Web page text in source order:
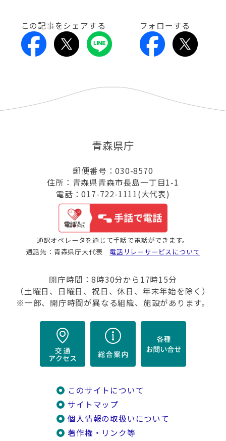
この記事をシェアする フォローする
青森県庁
郵便番号：030-8570
住所：青森県青森市長島一丁目1-1
電話：017-722-1111(大代表)
通訳オペレータを通じて手話で電話ができます。
通話先：青森県庁大代表 電話リレーサービスについて
開庁時間：8時30分から17時15分
（土曜日、日曜日、祝日、休日、年末年始を除く）
※一部、開庁時間が異なる組織、施設があります。
このサイトについて
サイトマップ
個人情報の取扱いについて
著作権・リンク等